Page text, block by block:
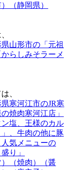
（静岡県）
山形市の「元祖
らしみそラーメ
、
寒河江市のJR寒
焼肉寒河江店」
塩、王様のカル
、牛肉の他に豚
気メニューの
り」
）（焼肉）（醤